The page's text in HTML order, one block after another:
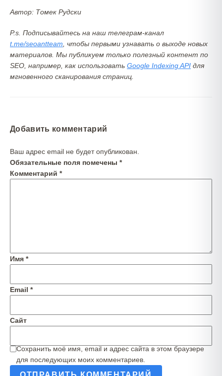
Автор: Томек Рудски
P.s. Подписывайтесь на наш телеграм-канал
t.me/seoantteam, чтобы первыми узнавать о выходе новых
материалов. Мы публикуем только полезный контент по
SEO, например, как использовать Google Indexing API для
мгновенного сканирования страниц.
Добавить комментарий
Ваш адрес email не будет опубликован.
Обязательные поля помечены *
Комментарий *
Имя *
Email *
Сайт
Сохранить моё имя, email и адрес сайта в этом браузере
для последующих моих комментариев.